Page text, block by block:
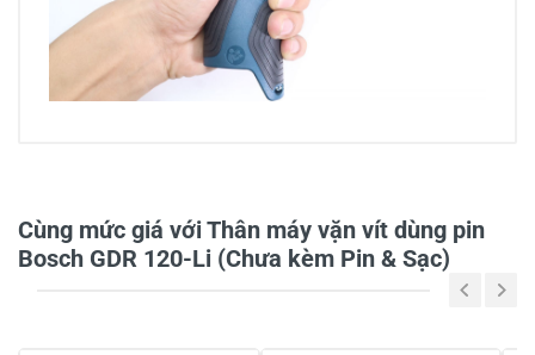
3 đánh giá
Cùng mức giá với Thân máy vặn vít dùng pin
Bosch GDR 120-Li (Chưa kèm Pin & Sạc)